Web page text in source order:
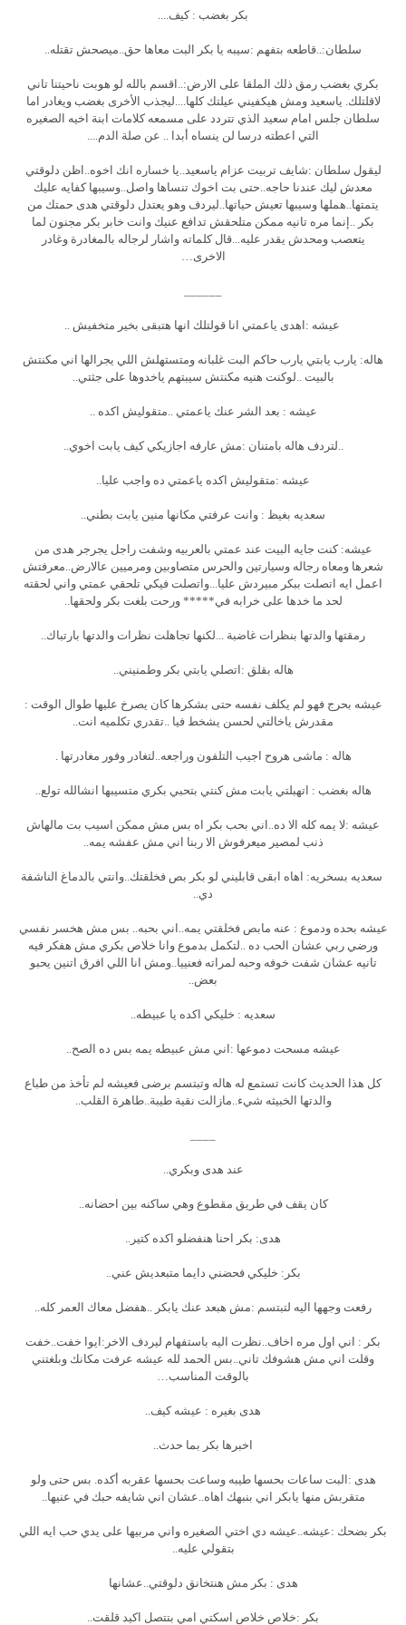
بكر بغضب : كيف....
سلطان:..قاطعه بتفهم :سيبه يا بكر البت معاها حق..ميصحش تقتله..
بكري بغضب رمق ذلك الملقا على الارض:..اقسم بالله لو هوبت ناحيتنا تاني
لاقلتلك. ياسعيد ومش هيكفيني عيلتك كلها....ليجذب الأخرى بغضب ويغادر اما
سلطان جلس امام سعيد الذي تتردد على مسمعه كلامات ابنة اخيه الصغيره
التي اعطته درسا لن ينساه أبدا .. عن صلة الدم....
ليقول سلطان :شايف تربيت عزام ياسعيد..يا خساره انك اخوه..اظن دلوقتي
معدش ليك عندنا حاجه..حتى بت اخوك تنساها واصل..وسيبها كفايه عليك
يتمتها..هملها وسيبها تعيش حياتها..ليردف وهو يعتدل دلوقتي هدى حمتك من
بكر ..إنما مره تانيه ممكن متلحقش تدافع عنيك وانت خابر بكر مجنون لما
يتعصب ومحدش يقدر عليه...قال كلماته واشار لرجاله بالمغادرة وغادر
الاخرى…
عيشه :اهدى ياعمتي انا قولتلك انها هتبقى بخير متخفيش ..
هاله: يارب يابتي يارب حاكم البت غلبانه ومتستهلش اللي يجرالها اني مكنتش
بالبيت ..لوكنت هنيه مكنتش سيبتهم ياخدوها على جثتي..
عيشه : بعد الشر عنك ياعمتي ..متقوليش اكده ..
..لتردف هاله بامتنان :مش عارفه اجازيكي كيف يابت اخوي..
عيشه :متقوليش اكده ياعمتي ده واجب عليا..
سعديه بغيظ : وانت عرفتي مكانها منين يابت بطني..
عيشه: كنت جايه البيت عند عمتي بالعربيه وشفت راجل يجرجر هدى من
شعرها ومعاه رجاله وسيارتين والحرس متصاوبين ومرميين عالارض..معرفتش
اعمل ايه اتصلت ببكر مبيردش عليا...واتصلت فيكي تلحقي عمتي واني لحقته
لحد ما خدها على خرابه في***** ورحت بلغت بكر ولحقها..
رمقتها والدتها بنظرات غاضبة ...لكنها تجاهلت نظرات والدتها بارتباك..
هاله بقلق :اتصلي يابتي بكر وطمنيني..
عيشه بحرج فهو لم يكلف نفسه حتى بشكرها كان يصرخ عليها طوال الوقت :
مقدرش ياخالتي لحسن يشخط فيا ..تقدري تكلميه انت..
هاله : ماشى هروح اجيب التلفون وراجعه..لتغادر وفور مغادرتها .
هاله بغضب : اتهبلتي يابت مش كنتي بتحبي بكري متسيبها انشالله تولع..
عيشه :لا يمه كله الا ده..اني بحب بكر اه بس مش ممكن اسيب بت مالهاش
ذنب لمصير ميعرفوش الا ربنا اني مش عفشه يمه..
سعديه بسخريه: اهاه ابقى قابليني لو بكر بص فخلقتك..وانتي بالدماغ الناشفة
دي..
عيشه بحده ودموع : عنه مابص فخلقتي يمه..اني بحبه.. بس مش هخسر نفسي
ورضي ربي عشان الحب ده ..لتكمل بدموع وانا خلاص بكري مش هفكر فيه
تانيه عشان شفت خوفه وحبه لمراته فعنييا..ومش انا اللي افرق اتنين يحبو
بعض..
سعديه : خليكي اكده يا عبيطه..
عيشه مسحت دموعها :اني مش عبيطه يمه بس ده الصح..
كل هذا الحديث كانت تستمع له هاله وتبتسم برضى فعيشه لم تأخذ من طباع
والدتها الخبيثه شيء..مازالت نقية طيبة..طاهرة القلب..
عند هدى وبكري..
كان يقف في طريق مقطوع وهي ساكنه بين احضانه..
هدى: بكر احنا هنفضلو اكده كتير..
بكر: خليكي فحضني دايما متبعديش عني..
رفعت وجهها اليه لتبتسم :مش هبعد عنك يابكر ..هفضل معاك العمر كله..
بكر : اني اول مره اخاف..نظرت اليه باستفهام ليردف الاخر:ايوا خفت..خفت
وقلت اني مش هشوفك تاني..بس الحمد لله عيشه عرفت مكانك وبلغتني
بالوقت المناسب…
هدى بغيره : عيشه كيف..
اخبرها بكر بما حدث..
هدى :البت ساعات بحسها طيبه وساعت بحسها عقربه أكده. بس حتى ولو
متقربش منها يابكر اني بنبهك اهاه..عشان اني شايفه حبك في عنيها..
بكر بضحك :عيشه..عيشه دي اختي الصغيره واني مربيها على يدي حب ايه اللي
بتقولي عليه..
هدى : بكر مش هنتخانق دلوقتي..عشانها
بكر :خلاص خلاص اسكتي امي بتتصل اكيد قلقت..